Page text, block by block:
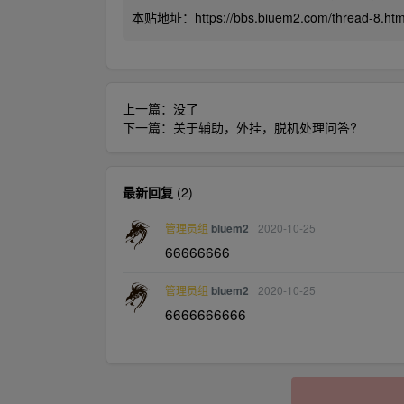
本贴地址： https://bbs.biuem2.com/thread-
上一篇：没了
下一篇： 关于辅助，外挂，脱机处理问答?
最新回复 (2)
管理员组 bluem2 2020-10-25
66666666
管理员组 bluem2 2020-10-25
6666666666